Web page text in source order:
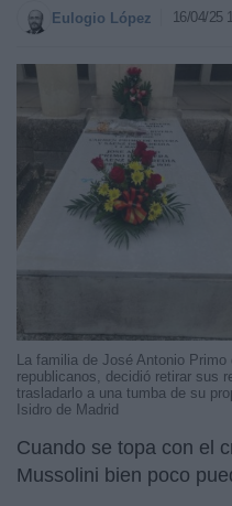
Eulogio López 16/04/25
La familia de José Antonio
republicanos, decidió retirar sus
trasladarlo a una tumba de su
Isidro de Madrid
Cuando se topa con el
Mussolini bien poco